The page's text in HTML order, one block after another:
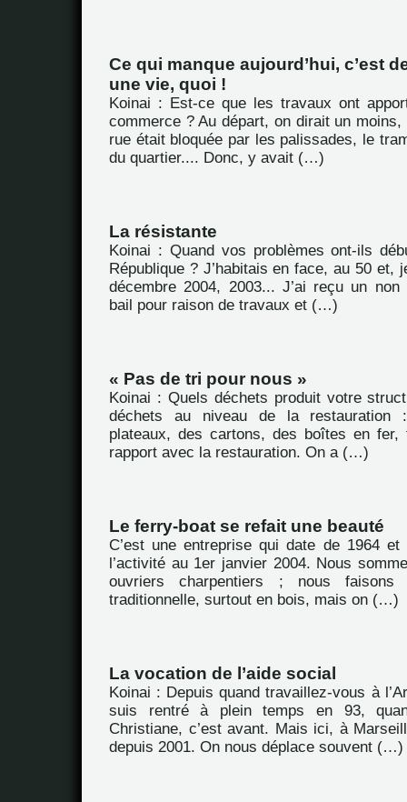
Ce qui manque aujourd’hui, c’est
une vie, quoi !
Koinai : Est-ce que les travaux ont
commerce ? Au départ, on dirait un moins,
rue était bloquée par les palissades, le
du quartier.... Donc, y avait (…)
La résistante
Koinai : Quand vos problèmes ont-ils
République ? J’habitais en face, au 50 et,
décembre 2004, 2003... J’ai reçu un non
bail pour raison de travaux et (…)
« Pas de tri pour nous »
Koinai : Quels déchets produit votre
déchets au niveau de la
plateaux, des cartons, des boîtes en
rapport avec la restauration. On a (…)
Le ferry-boat se refait une beauté
C’est une entreprise qui date de 1964
l’activité au 1er janvier 2004. Nous
ouvriers charpentiers ; nous
traditionnelle, surtout en bois, mais on (…)
La vocation de l’aide social
Koinai : Depuis quand travaillez-vous à
suis rentré à plein temps en 93,
Christiane, c’est avant. Mais ici, à
depuis 2001. On nous déplace souvent (…)